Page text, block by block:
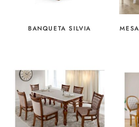
BANQUETA SILVIA